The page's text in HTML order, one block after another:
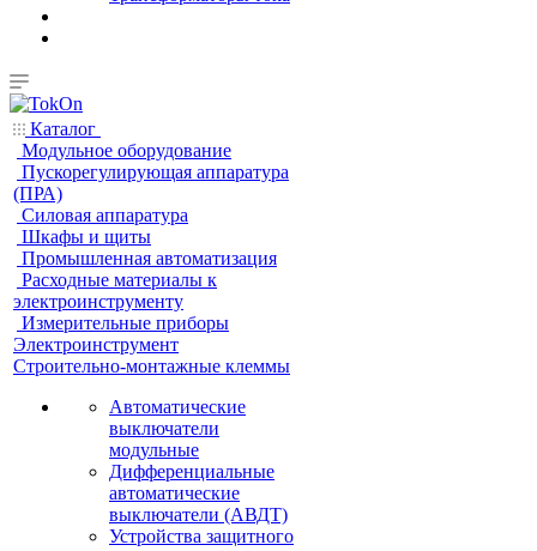
Каталог
Модульное оборудование
Пускорегулирующая аппаратура
(ПРА)
Силовая аппаратура
Шкафы и щиты
Промышленная автоматизация
Расходные материалы к
электроинструменту
Измерительные приборы
Электроинструмент
Строительно-монтажные клеммы
Автоматические
выключатели
модульные
Дифференциальные
автоматические
выключатели (АВДТ)
Устройства защитного